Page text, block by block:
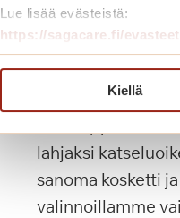
Lue lisää evästeistä:
https://sagacare.fi/
Kiellä
Loppuviikosta
lahjaksi
sanoma kosketti
valinnoillamme